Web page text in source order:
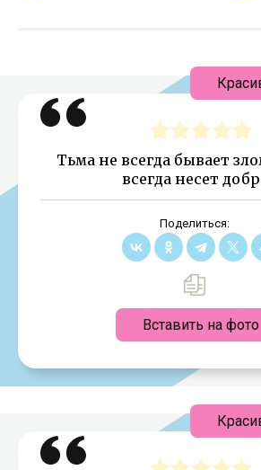
Тьма не всегда бывает
всегда несет
Поделиться:
Вставить на фото